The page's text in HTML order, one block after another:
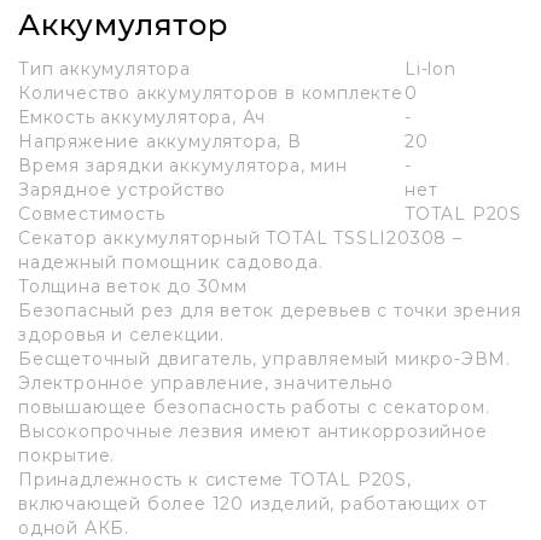
Аккумулятор
Тип аккумулятора
Li-lon
Количество аккумуляторов в комплекте 0
Емкость аккумулятора, Ач
-
Напряжение аккумулятора, В
20
Время зарядки аккумулятора, мин
-
Зарядное устройство
нет
Совместимость
TOTAL P20S
Секатор аккумуляторный TOTAL TSSLI20308 –
надежный помощник садовода.
Толщина веток до 30мм
Безопасный рез для веток деревьев с точки зрения
здоровья и селекции.
Бесщеточный двигатель, управляемый микро-ЭВМ.
Электронное управление, значительно
повышающее безопасность работы с секатором.
Высокопрочные лезвия имеют антикоррозийное
покрытие.
Принадлежность к системе TOTAL P20S,
включающей более 120 изделий, работающих от
одной АКБ.